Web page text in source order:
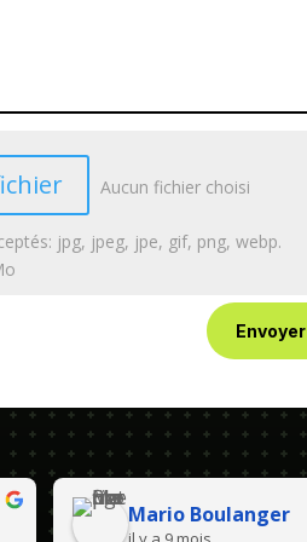
Aucun fichier choisi
jpg, jpeg, jpe, gif, png, webp.
Envoyer
Mario Boulanger